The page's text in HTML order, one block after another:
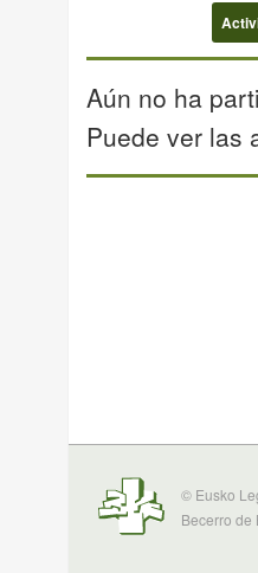
Aún no ha
Puede ver las
© Eusko
Becerro de